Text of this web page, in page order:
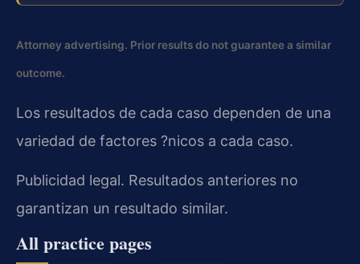
Attorney advertising. Prior results do not guarantee a similar
outcome.
Los resultados de cada caso dependen de una
variedad de factores ?nicos a cada caso.
Publicidad legal. Resultados anteriores no
garantizan un resultado similar.
All practice pages